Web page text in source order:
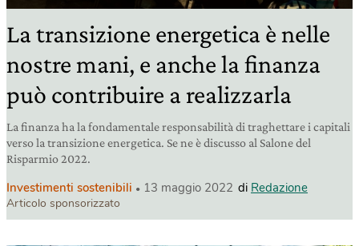
La transizione energetica è nelle
nostre mani, e anche la finanza
può contribuire a realizzarla
La finanza ha la fondamentale responsabilità di traghettare i capitali
verso la transizione energetica. Se ne è discusso al Salone del
Risparmio 2022.
Investimenti sostenibili 13 maggio 2022 di Redazione
Articolo sponsorizzato